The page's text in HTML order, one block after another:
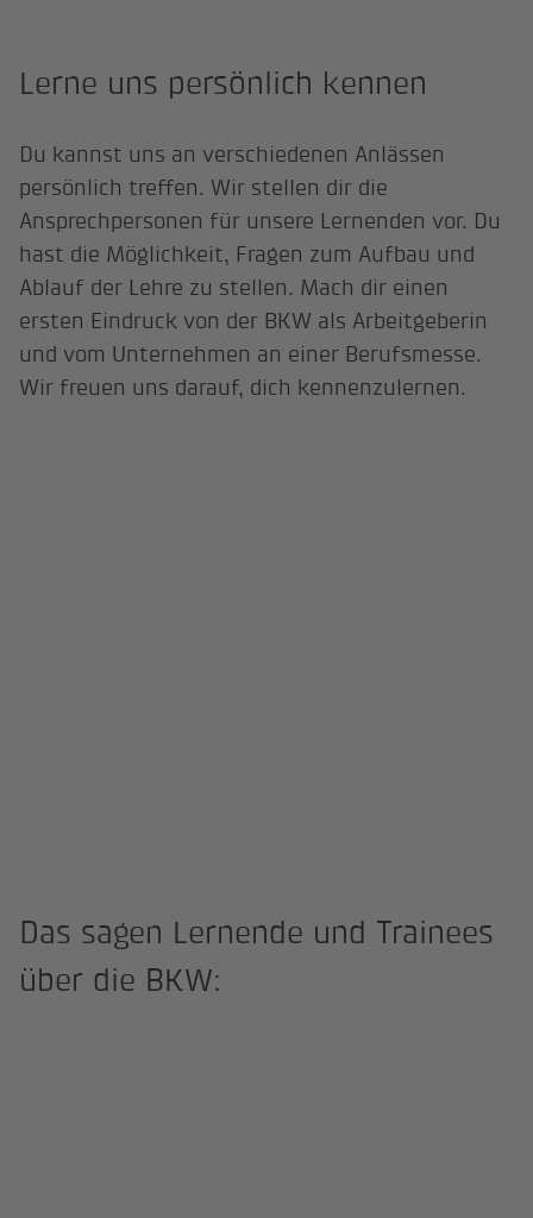
Lerne uns persönlich kennen
Du kannst uns an verschiedenen Anlässen
persönlich treffen. Wir stellen dir die
Ansprechpersonen für unsere Lernenden vor. Du
hast die Möglichkeit, Fragen zum Aufbau und
Ablauf der Lehre zu stellen. Mach dir einen
ersten Eindruck von der BKW als Arbeitgeberin
und vom Unternehmen an einer Berufsmesse.
Wir freuen uns darauf, dich kennenzulernen.
Das sagen Lernende und Trainees
über die BKW: